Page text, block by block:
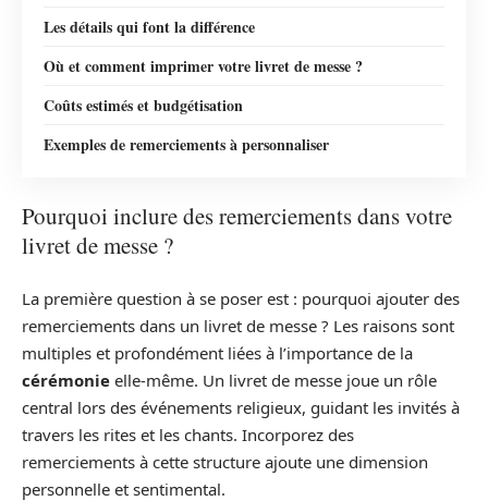
Les détails qui font la différence
Où et comment imprimer votre livret de messe ?
Coûts estimés et budgétisation
Exemples de remerciements à personnaliser
Pourquoi inclure des remerciements dans votre
livret de messe ?
La première question à se poser est : pourquoi ajouter des
remerciements dans un livret de messe ? Les raisons sont
multiples et profondément liées à l’importance de la
cérémonie elle-même. Un livret de messe joue un rôle
central lors des événements religieux, guidant les invités à
travers les rites et les chants. Incorporez des
remerciements à cette structure ajoute une dimension
personnelle et sentimental.